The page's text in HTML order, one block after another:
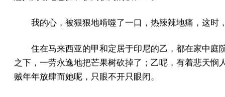
我的心，被狠狠地啃噬了一口，热辣辣地痛，这时
住在马来西亚的甲和定居于印尼的乙，都在家中庭
之下，一劳永逸地把芒果树砍掉了；乙呢，有着悲天
贼年年放肆而她呢，只眼不开只眼闭。